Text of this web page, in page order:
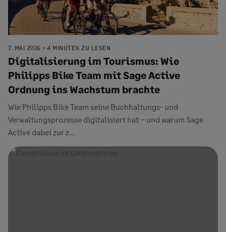
7. MAI 2026 4 MINUTEN ZU LESEN
Digitalisierung im Tourismus: Wie
Philipps Bike Team mit Sage Active
Ordnung ins Wachstum brachte
Wie Philipps Bike Team seine Buchhaltungs- und
Verwaltungsprozesse digitalisiert hat – und warum Sage
Active dabei zur z...